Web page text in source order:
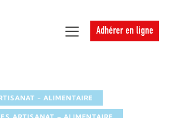
Adhérer en ligne
- ALIMENTAIRE